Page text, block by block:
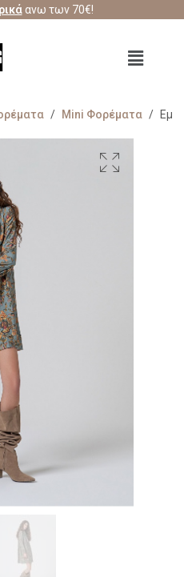
ανω των 70€!
/ Mini Φορέματα /